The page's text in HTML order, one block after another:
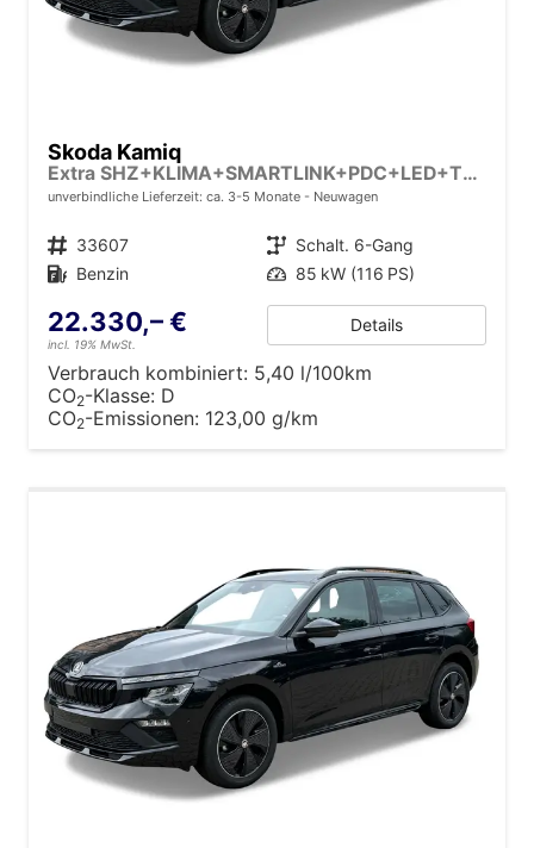
Skoda Kamiq
Extra SHZ+KLIMA+SMARTLINK+PDC+LED+TEMPOMAT
unverbindliche Lieferzeit: ca. 3-5 Monate Neuwagen
Fahrzeugnr. 33607 Getriebe Schalt. 6-Gang
Kraftstoff Benzin Leistung 85 kW (116 PS)
22.330,– €
incl. 19% MwSt.
Details
Verbrauch kombiniert: 5,40 l/100km
CO2-Klasse: D
CO2-Emissionen: 123,00 g/km